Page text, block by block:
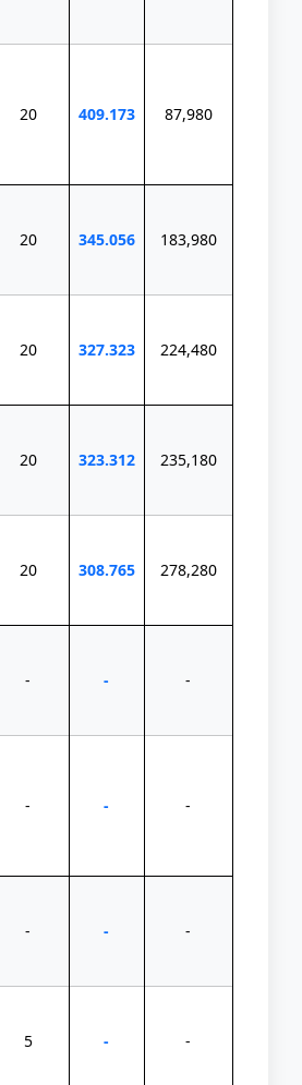
20 409.173 87,980
20 345.056 183,980
20 327.323 224,480
20 323.312 235,180
20 308.765 278,280
- - -
- - -
- - -
5 - -